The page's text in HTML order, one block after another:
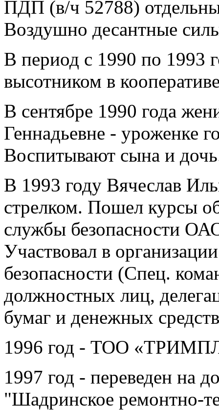
ПДП (в/ч 52788)
Воздушно десантные
В период с 1990 по 1993
высотником в
В сентябре 1990 года
Геннадьевне - уроженке
Воспитывают сына и
В 1993 году Вячеслав
стрелком. Пошел курсы
службы безопасности
Участвовал в
безопасности (Спец.
должностных лиц,
бумаг и денежных
1996 год - ТОО
1997 год - переведен на
"Шадринское ремонтно-